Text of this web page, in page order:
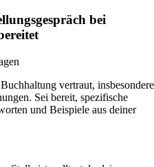
bei
vertraut, insbesondere
Sei bereit, spezifische
und Beispiele aus deiner